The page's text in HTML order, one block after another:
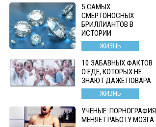
5 САМЫХ
СМЕРТОНОСНЫХ
БРИЛЛИАНТОВ В
ИСТОРИИ
ЖИЗНЬ
10 ЗАБАВНЫХ ФАКТОВ
О ЕДЕ, КОТОРЫХ НЕ
ЗНАЮТ ДАЖЕ ПОВАРА
ЖИЗНЬ
УЧЕНЫЕ: ПОРНОГРАФИЯ
МЕНЯЕТ РАБОТУ МОЗГА